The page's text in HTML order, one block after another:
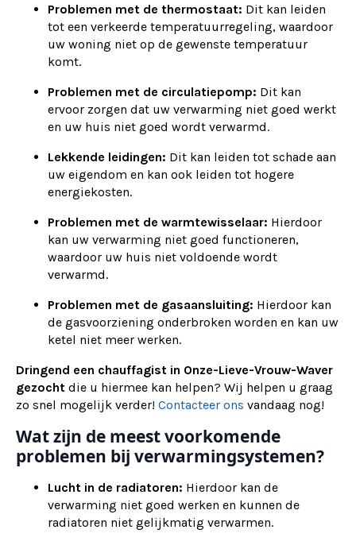
Problemen met de thermostaat: Dit kan leiden
tot een verkeerde temperatuurregeling, waardoor
uw woning niet op de gewenste temperatuur
komt.
Problemen met de circulatiepomp: Dit kan
ervoor zorgen dat uw verwarming niet goed werkt
en uw huis niet goed wordt verwarmd.
Lekkende leidingen: Dit kan leiden tot schade aan
uw eigendom en kan ook leiden tot hogere
energiekosten.
Problemen met de warmtewisselaar: Hierdoor
kan uw verwarming niet goed functioneren,
waardoor uw huis niet voldoende wordt
verwarmd.
Problemen met de gasaansluiting: Hierdoor kan
de gasvoorziening onderbroken worden en kan uw
ketel niet meer werken.
Dringend een chauffagist in Onze-Lieve-Vrouw-Waver
gezocht die u hiermee kan helpen? Wij helpen u graag
zo snel mogelijk verder! Contacteer ons vandaag nog!
Wat zijn de meest voorkomende
problemen bij verwarmingsystemen?
Lucht in de radiatoren: Hierdoor kan de
verwarming niet goed werken en kunnen de
radiatoren niet gelijkmatig verwarmen.